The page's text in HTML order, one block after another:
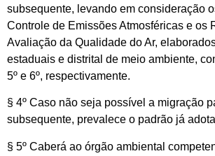
subsequente, levando em consideração
Controle de Emissões Atmosféricas e os
Avaliação da Qualidade do Ar,
estaduais e distrital de meio ambiente,
5º e 6º, respectivamente.
§ 4º Caso não seja possível a migração
subsequente, prevalece o padrão já
§ 5º Caberá ao órgão ambiental